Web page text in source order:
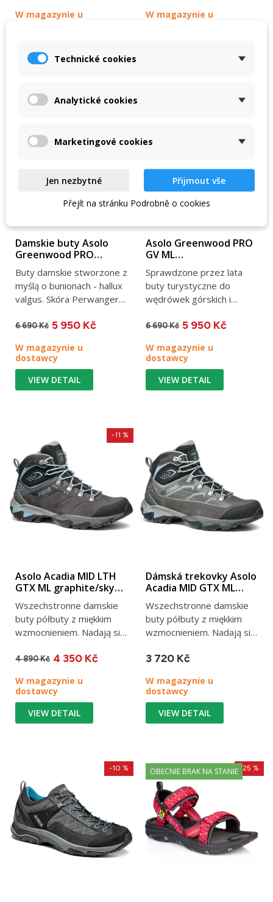
W magazynie u
W magazynie u
Damskie buty Asolo
Greenwood PRO
Bunion GV AV
petroleum
Buty damskie stworzone z
myślą o bunionach - hallux
valgus. Skóra Perwanger i
6 690 Kč
-11 %
5 950 Kč
W magazynie u
dostawcy
VIEW DETAIL
Asolo Greenwood PRO
GV ML
graphite/danube blue
Sprawdzone przez lata
buty turystyczne do
wędrówek górskich i
Cholewka z...
6 690 Kč
-11 %
5 950 Kč
W magazynie u
dostawcy
VIEW DETAIL
Asolo Acadia MID LTH
GTX ML graphite/sky
Wszechstronne damskie
buty półbuty z miękkim
wzmocnieniem. Nadają się
zwykłe...
4 890 Kč
-11 %
4 350 Kč
W magazynie u
dostawcy
VIEW DETAIL
Dámská trekovky Asolo
Acadia MID GTX ML
graphite/sky blue
Wszechstronne damskie
buty półbuty z miękkim
wzmocnieniem. Nadają się
zwykłe...
3 720 Kč
W magazynie u
dostawcy
VIEW DETAIL
-10 % OBECNIE BRAK NA STANIE -25 %
Technické cookies
Analytické cookies
Marketingové cookies
Jen nezbytné
Přijmout vše
Přejít na stránku Podrobně o cookies